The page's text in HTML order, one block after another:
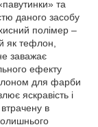
та
даного засобу
полімер –
як тефлон,
заважає
ефекту
для фарби
яскравість і
в